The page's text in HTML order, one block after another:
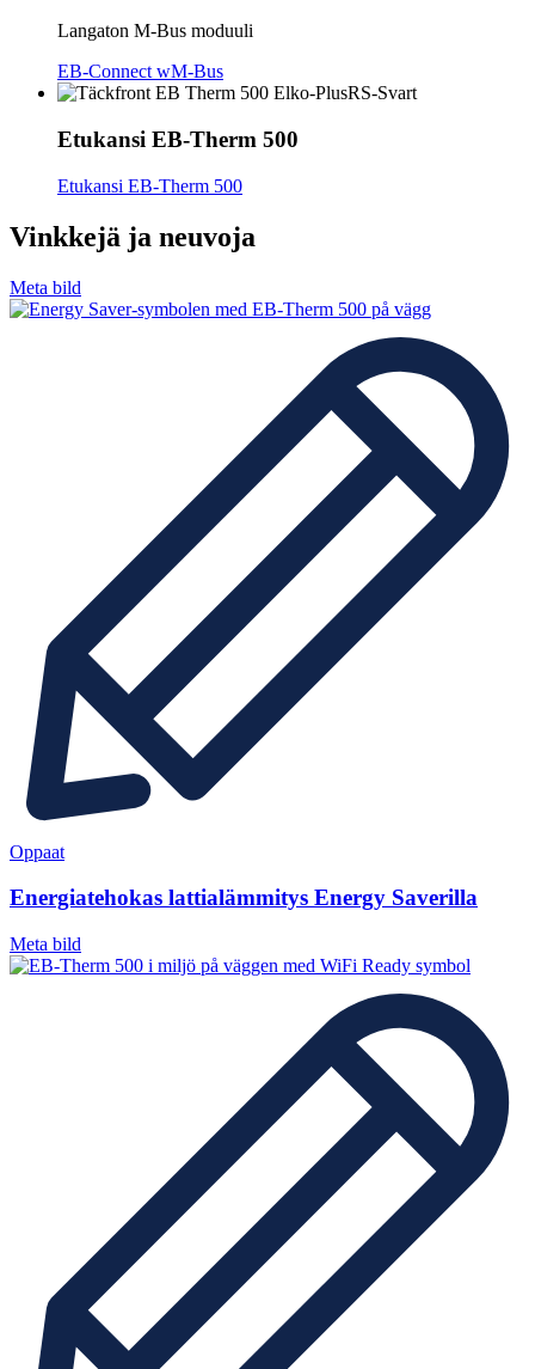
Langaton M-Bus moduuli
EB-Connect wM-Bus
Etukansi EB-Therm 500
Etukansi EB-Therm 500
Vinkkejä ja neuvoja
Meta bild
Oppaat
Energiatehokas lattialämmitys Energy Saverilla
Meta bild